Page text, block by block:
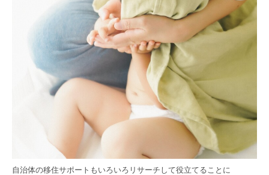
自治体の移住サポートもいろいろリサーチして役立てることに